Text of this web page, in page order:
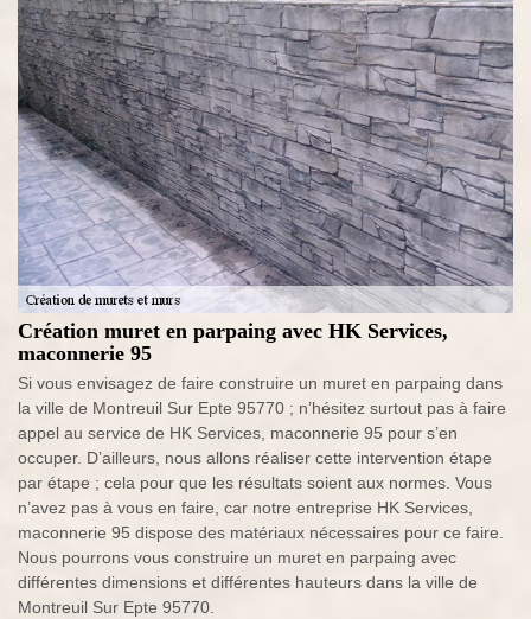
Création muret en parpaing avec HK Services,
maconnerie 95
Si vous envisagez de faire construire un muret en parpaing dans
la ville de Montreuil Sur Epte 95770 ; n’hésitez surtout pas à faire
appel au service de HK Services, maconnerie 95 pour s’en
occuper. D’ailleurs, nous allons réaliser cette intervention étape
par étape ; cela pour que les résultats soient aux normes. Vous
n’avez pas à vous en faire, car notre entreprise HK Services,
maconnerie 95 dispose des matériaux nécessaires pour ce faire.
Nous pourrons vous construire un muret en parpaing avec
différentes dimensions et différentes hauteurs dans la ville de
Montreuil Sur Epte 95770.